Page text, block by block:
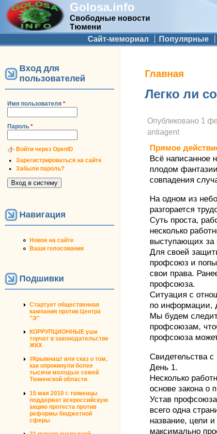
Golosa.info
Свободные новости
Тюмени
Дополнительное меню
Сайт-мемориал Популярные
Вход для
пользователей
Имя пользователя *
Пароль *
Войти через OpenID
Зарегистрироваться на сайте
Забыли пароль?
Навигация
Новое на сайте
Ваши голосования
Подшивки
Стартует общественная
кампания против Центра
"Э"
КОРРУПЦИОННЫЕ уши
торчат в законодательстве
ЖКХ
#Крымнаш! или сказ о том,
как опрокинули более
тысячи молодых семей
Тюменской области
15 мая 2010 г. тюменцы
поддержат всероссийскую
акцию протеста против
реформы бюджетной
сферы
Вы здесь
Главная
Легко ли
Опубликовано 1
antiagent
Прямое
Всё написанное
плодом
совпадения
На одном из
разгорается
Суть проста,
несколько
выступающих за
Для своей
профсоюз и
свои права.
профсоюза.
Ситуация с
по информации,
Мы будем
профсоюзам,
профсоюза
Свидетельства
День 1.
Несколько
основе закона о
Устав
всего одна
название, цели
максимально